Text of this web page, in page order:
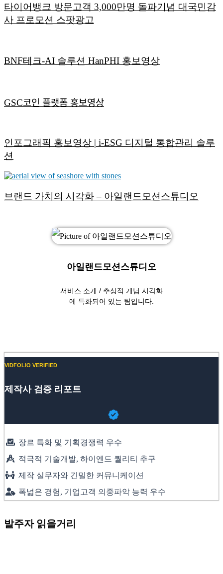
타이어뱅크 방문고객 3,000만명 돌파기념 대국민감
사 프로모션 스팟광고
BNF테크-AI 솔루션 HanPHI 홍보영상
GSC코인 플랫폼 홍보영상
인포그래픽 홍보영상 | i-ESG 디지털 통합관리 솔루
션
브랜드 가치의 시각화 – 아일랜드모션스튜디오
아일랜드모션스튜디오
서비스 소개 / 추상적 개념 시각화
에 특화되어 있는 팀입니다.
VIDFOLIO VERIFIED
제작사 검증 리포트
장르 특화 및 기획경쟁력 우수
적극적 기술개발, 하이엔드 퀄리티 추구
제작 실무자와 긴밀한 커뮤니케이션
폭넓은 경험, 기업고객 의중파악 능력 우수
발주자 읽을거리